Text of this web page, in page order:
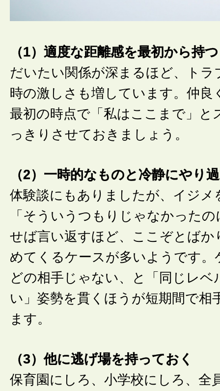
（1）適度な距離感を最初から持つ
だいたい関係が深まるほど、トラ
時の激しさも増しています。仲良
最初の時点で「私はここまで」と
っきりさせておきましょう。
（2）一時的なものと冷静にやり
体験談にもありましたが、イジメ
「そういうつもりじゃなかった
せば言い返すほど、ここぞとばか
めてくるケースが多いようです。
どの相手じゃない、と「同じレベ
い」姿勢を貫くほうが短期間で相
ます。
（3）他に逃げ場を持っておく
保育園にしろ、小学校にしろ、全